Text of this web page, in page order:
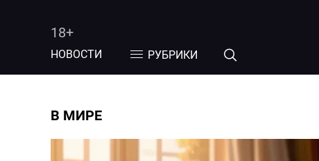
18+
НОВОСТИ РУБРИКИ
В МИРЕ